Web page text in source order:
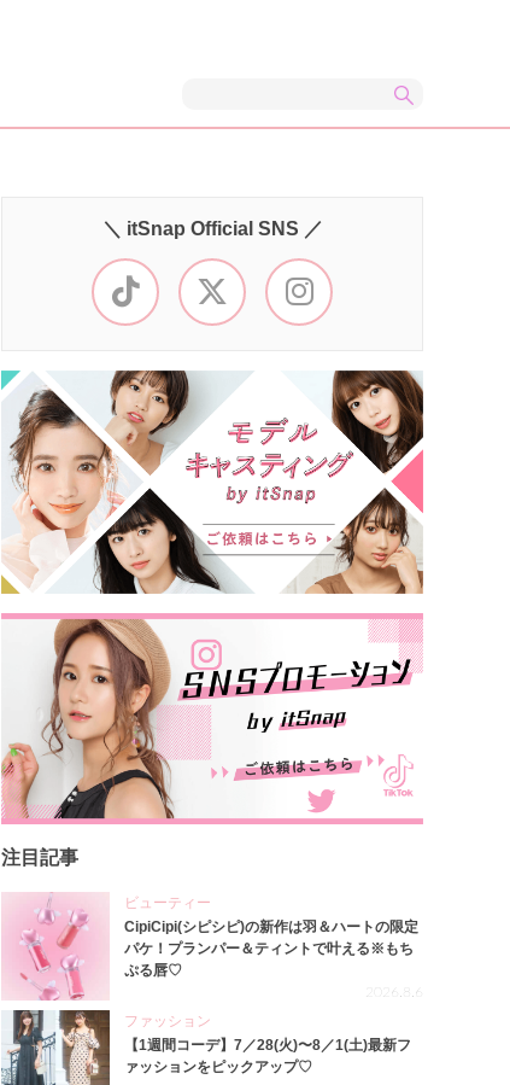
＼ itSnap Official SNS ／
注目記事
ビューティー
CipiCipi(シピシピ)の新作は羽＆ハートの限定
パケ！プランパー＆ティントで叶える※もち
ぷる唇♡
2026.8.6
ファッション
【1週間コーデ】7／28(火)〜8／1(土)最新フ
ァッションをピックアップ♡